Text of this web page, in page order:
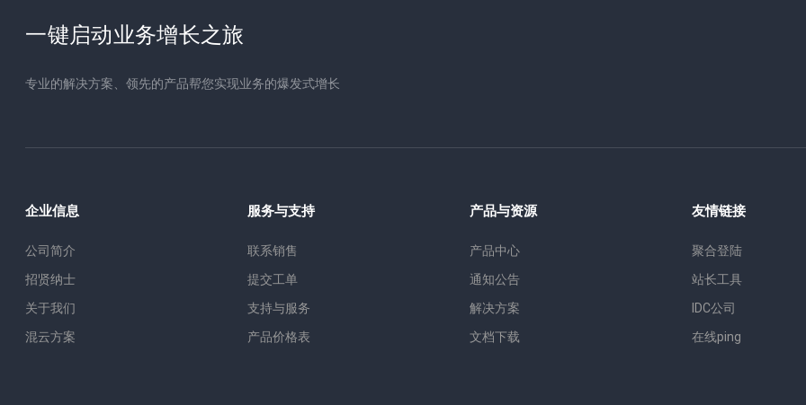
一键启动业务增长之旅
专业的解决方案、领先的产品帮您实现业务的爆发式增长
企业信息
公司简介
招贤纳士
关于我们
混云方案
服务与支持
联系销售
提交工单
支持与服务
产品价格表
产品与资源
产品中心
通知公告
解决方案
文档下载
友情链接
聚合登陆
站长工具
IDC公司
在线ping